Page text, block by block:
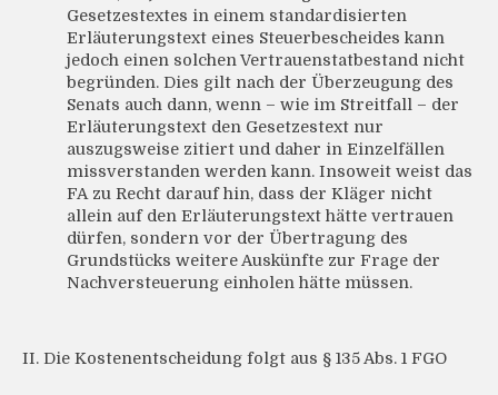
Gesetzestextes in einem standardisierten
Erläuterungstext eines Steuerbescheides kann
jedoch einen solchen Vertrauenstatbestand nicht
begründen. Dies gilt nach der Überzeugung des
Senats auch dann, wenn – wie im Streitfall – der
Erläuterungstext den Gesetzestext nur
auszugsweise zitiert und daher in Einzelfällen
missverstanden werden kann. Insoweit weist das
FA zu Recht darauf hin, dass der Kläger nicht
allein auf den Erläuterungstext hätte vertrauen
dürfen, sondern vor der Übertragung des
Grundstücks weitere Auskünfte zur Frage der
Nachversteuerung einholen hätte müssen.
II. Die Kostenentscheidung folgt aus § 135 Abs. 1 FGO